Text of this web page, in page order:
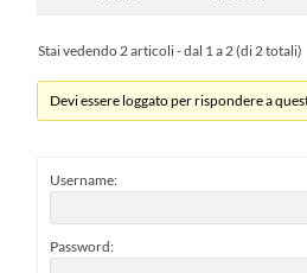
Stai vedendo 2 articoli - dal 1 a 2 (di 2 totali)
Devi essere loggato per rispondere a
Username:
Password: